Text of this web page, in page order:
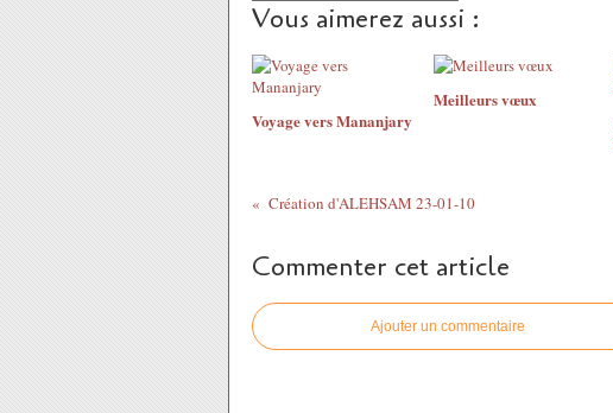
Vous aimerez aussi :
Voyage vers Mananjary
Meilleurs vœux
Création d'ALEHSAM 23-01-10
Commenter cet article
Ajouter un commentaire